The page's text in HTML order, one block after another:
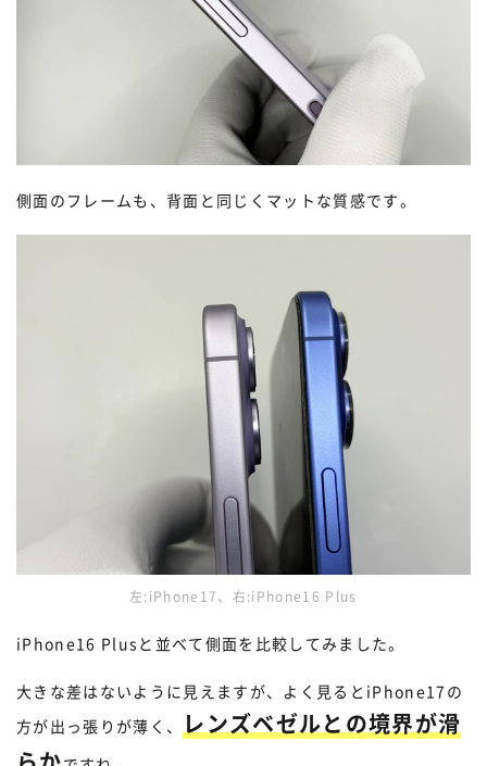
側面のフレームも、背面と同じくマットな質感です。
左:iPhone17、右:iPhone16 Plus
iPhone16 Plusと並べて側面を比較してみました。
大きな差はないように見えますが、よく見るとiPhone17の
方が出っ張りが薄く、
レンズベゼルとの境界が滑